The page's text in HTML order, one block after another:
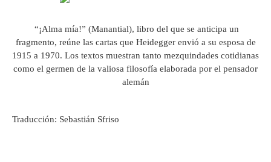
“¡Alma mía!” (Manantial), libro del que se anticipa un
fragmento, reúne las cartas que Heidegger envió a su esposa de
1915 a 1970. Los textos muestran tanto mezquindades cotidianas
como el germen de la valiosa filosofía elaborada por el pensador
alemán
Traducción: Sebastián Sfriso